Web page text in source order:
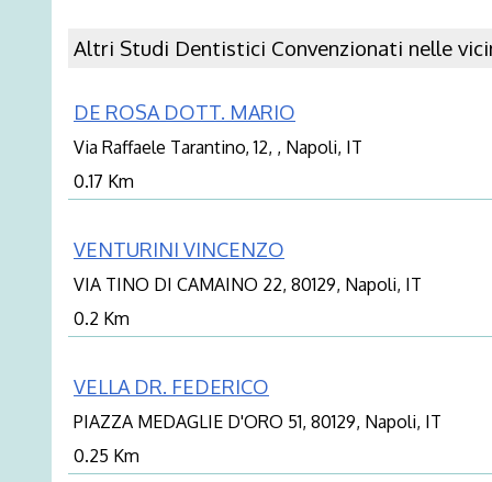
Altri Studi Dentistici Convenzionati nelle
DE ROSA DOTT. MARIO
Via Raffaele Tarantino, 12, , Napoli, IT
0.17 Km
VENTURINI VINCENZO
VIA TINO DI CAMAINO 22, 80129, Napoli, IT
0.2 Km
VELLA DR. FEDERICO
PIAZZA MEDAGLIE D'ORO 51, 80129, Napoli, IT
0.25 Km